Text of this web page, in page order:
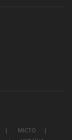
МІСТО